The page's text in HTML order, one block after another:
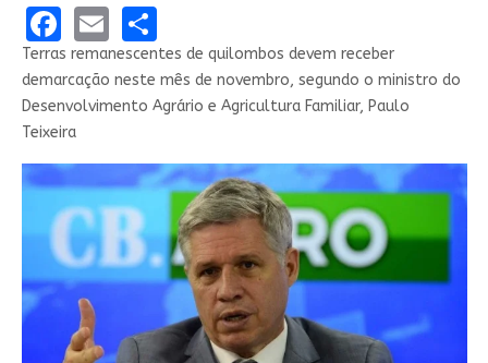
Facebook
EmailShare
Terras remanescentes de quilombos devem receber
demarcação neste mês de novembro, segundo o ministro do
Desenvolvimento Agrário e Agricultura Familiar, Paulo
Teixeira